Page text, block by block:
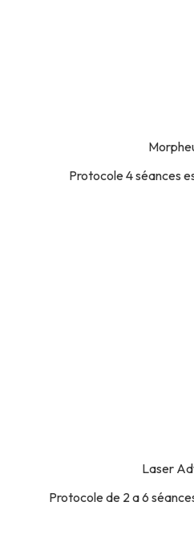
Protocole 4 séances
Laser
Protocole de 2 a 6